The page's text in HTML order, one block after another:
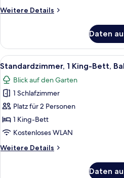
Weitere Details
Weitere
1 King-
Bett
Daten
Alle
Fotos
für
Standardzimmer,
1 King-
Bett,
Balkon
3
Standardzimmer, 1 King-Bett,
Blick auf den Garten
1 Schlafzimmer
Platz für 2 Personen
1 King-Bett
Kostenloses WLAN
Weitere Details
Weitere
Daten